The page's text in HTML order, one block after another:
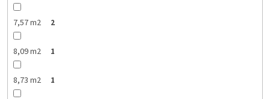
7,57 m2 2
8,09 m2 1
8,73 m2 1